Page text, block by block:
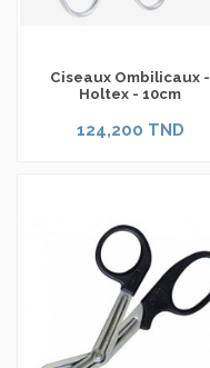
Ciseaux Ombilicaux -
Holtex - 10cm
124,200 TND